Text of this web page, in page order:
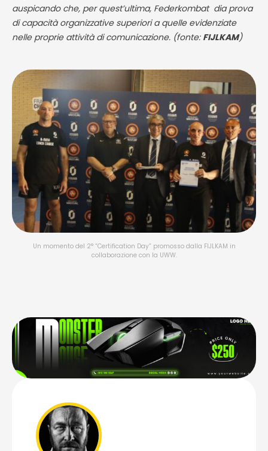
auspicando che, per quest’ultima, Federkombat dia prova
di capacità organizzative superiori a quelle evidenziate
nelle proprie attività di comunicazione. (fonte: FIJLKAM)
Un momento del 2° “Certification Day” promosso dalla FIJLKAM in
collaborazione con la UWW.